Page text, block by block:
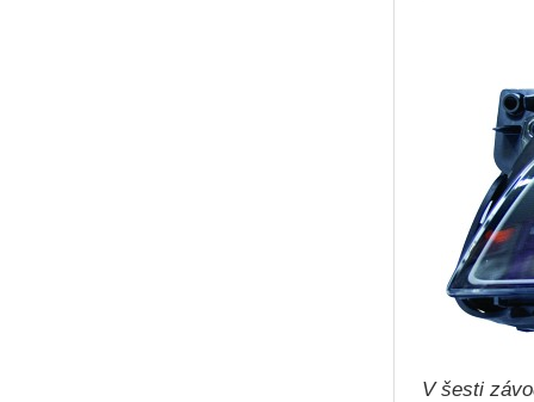
V šesti